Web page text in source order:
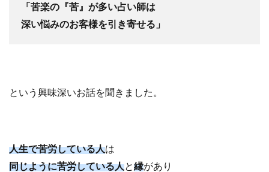
「苦楽の『苦』が多い占い師は
深い悩みのお客様を引き寄せる」
という興味深いお話を聞きました。
人生で苦労している人は
同じように苦労している人と縁があり